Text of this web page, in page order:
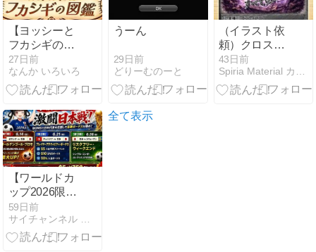
【ヨッシーと
フカシギの図
鑑】 更新デー
タ Ver.1.0.2
27日前
なんか いろいろ
うーん
29日前
どりーむのーと
（イラスト依
頼）クロスデ
ィメンション
クライシス
43日前
Spiria Material カードゲーム
【ワールドカ
ップ2026限
定】BONSで
日本代表を全
力応援！超豪
59日前
全て表示